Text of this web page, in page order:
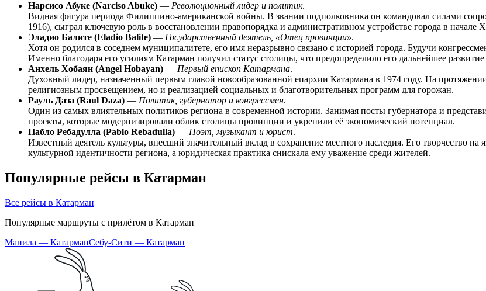
Нарсисо Абуке (Narciso Abuke) — Революционный лидер и политик.
Видная фигура периода Филиппино-американской войны. В звании подполковника он командовал силами
1916), сыграл ключевую роль в восстановлении правопорядка и административном устройстве города в начале
Эладио Балите (Eladio Balite) — Государственный деятель, «Отец провинции».
Хотя он родился в соседнем муниципалитете, его имя неразрывно связано с историей города. Будучи
Именно благодаря его усилиям Катарман получил статус столицы, что предопределило его дальнейшее
Анхель Хобаян (Angel Hobayan) — Первый епископ Катармана.
Духовный лидер, назначенный первым главой новообразованной епархии Катармана в 1974 году. На
религиозным просвещением, но и реализацией социальных и благотворительных программ для горожан.
Рауль Даза (Raul Daza) — Политик, губернатор и конгрессмен.
Один из самых влиятельных политиков региона в современной истории. Занимая посты губернатора и
проекты, которые модернизировали облик столицы провинции и укрепили её экономический потенциал.
Пабло Ребадулла (Pablo Rebadulla) — Поэт, музыкант и юрист.
Известный деятель культуры, внесший значительный вклад в сохранение местного наследия. Его творчество
культурной идентичности региона, а юридическая практика снискала ему уважение среди жителей.
Популярные рейсы в Катарман
Все рейсы в Катарман
Популярные маршруты с прилётом в Катарман
Манила — КатарманСебу-Сити — Катарман